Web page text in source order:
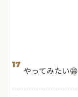
17
やってみたい😁